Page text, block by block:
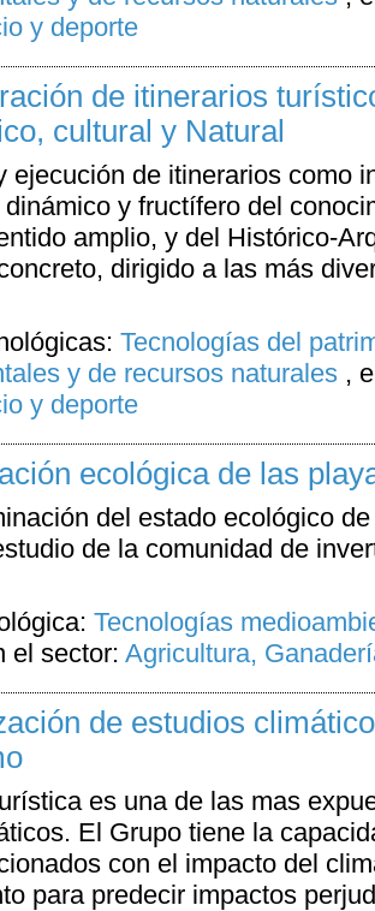
y deporte
de itinerarios
cultural y Natural
ejecución de itinerarios como
y fructífero del
amplio, y del Histórico-
dirigido a las más
Tecnologías del
y de recursos naturales ,
y deporte
ecológica de las
del estado ecológico
de la comunidad de
Tecnologías
el sector: Agricultura,
de estudios
es una de las mas
El Grupo tiene la
con el impacto del
para predecir impactos